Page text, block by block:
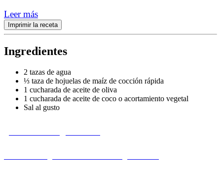
Leer más
Imprimir la receta
Ingredientes
2 tazas de agua
⅓ taza de hojuelas de maíz de cocción rápida
1 cucharada de aceite de oliva
1 cucharada de aceite de coco o acortamiento vegetal
Sal al gusto